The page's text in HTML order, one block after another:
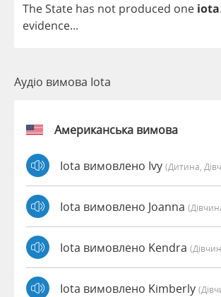
The State has not produced one iota
evidence...
Аудіо вимова Iota
Американська вимова
Iota вимовлено Ivy (дитина,
Iota вимовлено Joanna
Iota вимовлено Kendra
Iota вимовлено Kimberly